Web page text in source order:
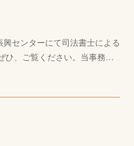
センターにて司法書士による
ひ、ご覧ください。当事務…